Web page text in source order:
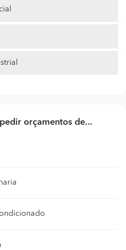
orçamentos de...